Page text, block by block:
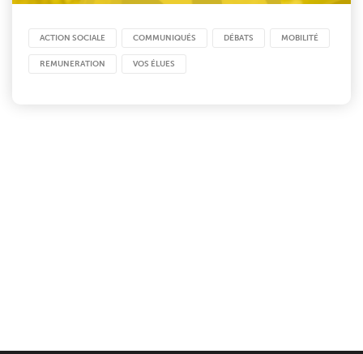
ACTION SOCIALE COMMUNIQUÉS DÉBATS MOBILITÉ
REMUNERATION VOS ÉLUES